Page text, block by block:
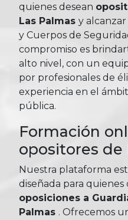
quienes desean
Las Palmas y
y Cuerpos de
compromiso es
alto nivel, con un
por profesionales de
experiencia en el
pública.
Formación
opositores de
Nuestra plataforma
diseñada para quienes
oposiciones a
Palmas . Ofrecemos